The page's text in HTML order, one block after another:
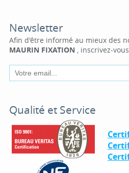
Newsletter
Afin d'être informé au mieux des
MAURIN FIXATION , inscrivez-
Qualité et Service